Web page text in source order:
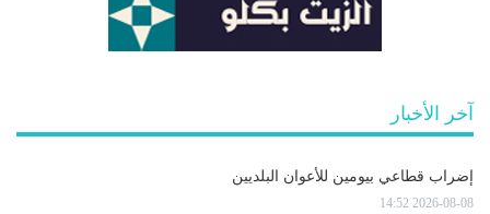
آخر الأخبار
إضراب قطاعي بيومين للأعوان البلديين
2026-08-08 14:52